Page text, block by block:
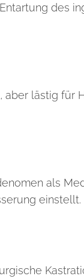
des
aber lästig für
als
einstellt.